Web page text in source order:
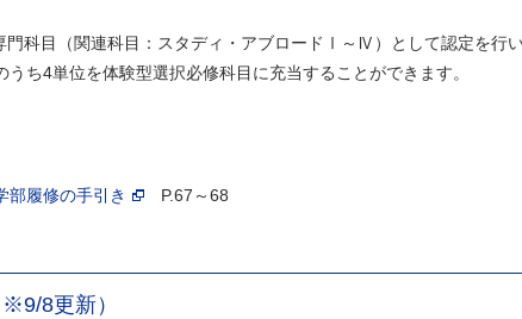
科目（関連科目：スタディ・アブロードⅠ～Ⅳ）として認定を行
を体験型選択必修科目に充当することができます。
部履修の手引き P.67～68
8更新）